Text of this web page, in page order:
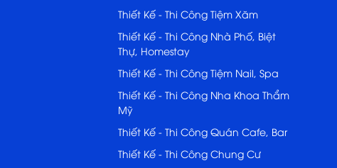
Thiết Kế - Thi Công Tiệm Xăm
Thiết Kế - Thi Công Nhà Phố, Biệt
Thự, Homestay
Thiết Kế - Thi Công Tiệm Nail, Spa
Thiết Kế - Thi Công Nha Khoa Thẩm
Mỹ
Thiết Kế - Thi Công Quán Cafe, Bar
Thiết Kế - Thi Công Chung Cư